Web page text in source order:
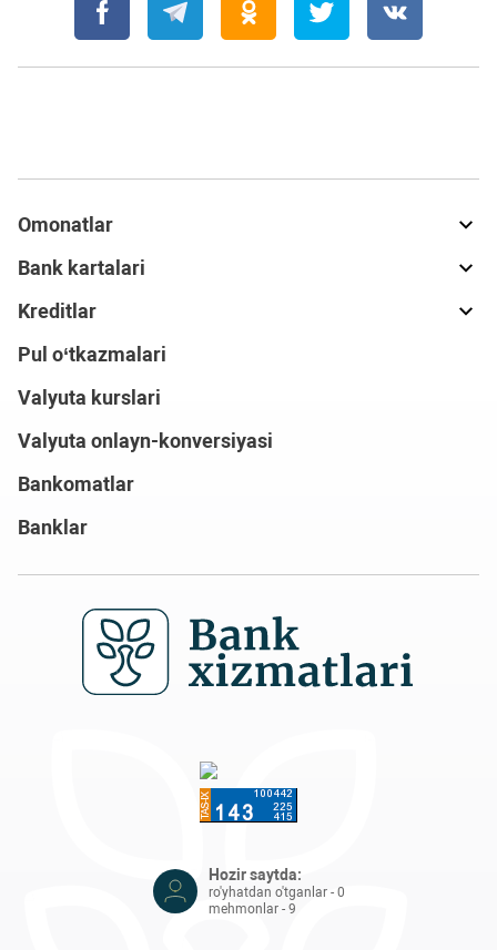
Omonatlar
Bank kartalari
Kreditlar
Pul o‘tkazmalari
Valyuta kurslari
Valyuta onlayn-konversiyasi
Bankomatlar
Banklar
Hozir saytda:
ro'yhatdan o'tganlar - 0
mehmonlar - 9